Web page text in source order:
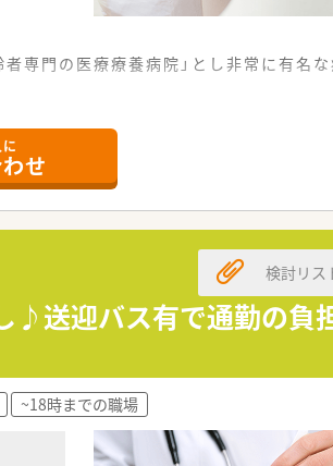
専門の医療療養病院」とし非常に有名
患者様をサポート★
せ
♪送迎バス有で通勤の負
検討リス
~18時までの職場